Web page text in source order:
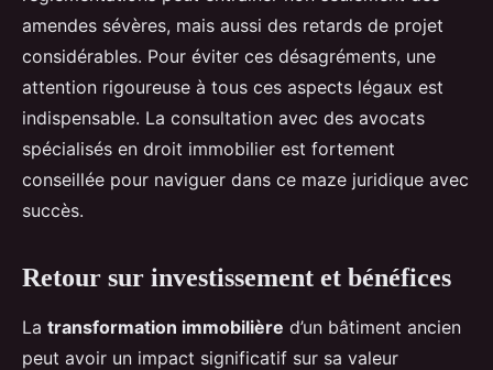
amendes sévères, mais aussi des retards de projet
considérables. Pour éviter ces désagréments, une
attention rigoureuse à tous ces aspects légaux est
indispensable. La consultation avec des avocats
spécialisés en droit immobilier est fortement
conseillée pour naviguer dans ce maze juridique avec
succès.
Retour sur investissement et bénéfices
La transformation immobilière d’un bâtiment ancien
peut avoir un impact significatif sur sa valeur